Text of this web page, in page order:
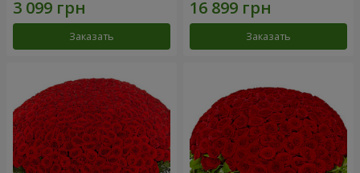
Заказать Заказать